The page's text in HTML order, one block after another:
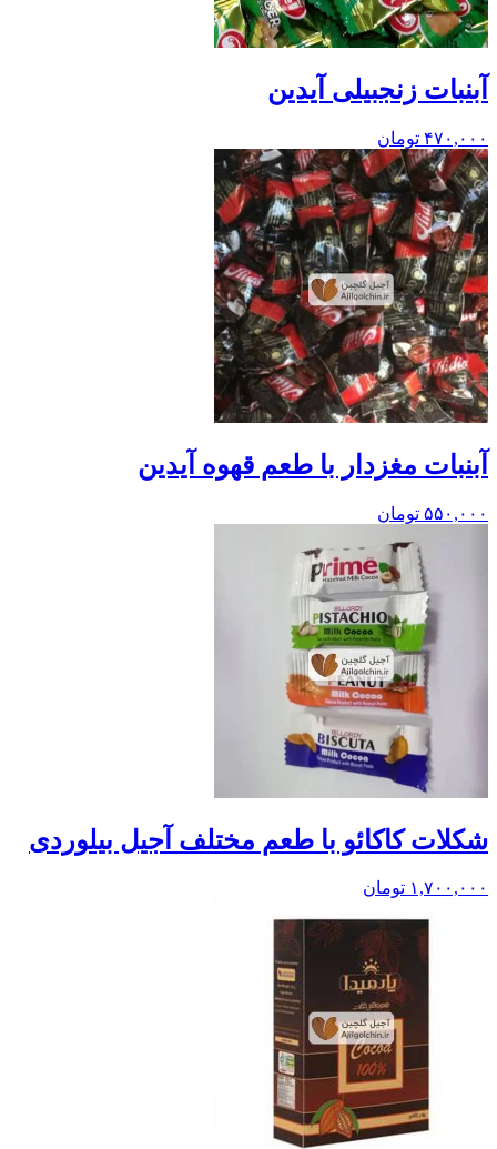
آبنبات زنجبیلی آیدین
۴۷۰,۰۰۰ تومان
آبنبات مغزدار با طعم قهوه آیدین
۵۵۰,۰۰۰ تومان
شکلات کاکائو با طعم مختلف آجیل بیلوردی
۱,۷۰۰,۰۰۰ تومان